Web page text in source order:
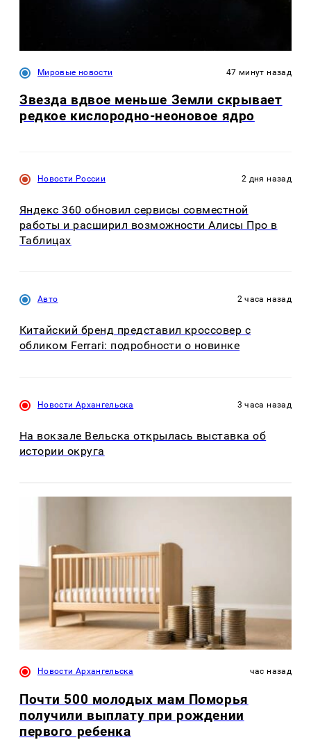
Мировые новости 47 минут назад
Звезда вдвое меньше Земли скрывает
редкое кислородно-неоновое ядро
Новости России 2 дня назад
Яндекс 360 обновил сервисы совместной
работы и расширил возможности Алисы Про в
Таблицах
Авто 2 часа назад
Китайский бренд представил кроссовер с
обликом Ferrari: подробности о новинке
Новости Архангельска 3 часа назад
На вокзале Вельска открылась выставка об
истории округа
Новости Архангельска час назад
Почти 500 молодых мам Поморья
получили выплату при рождении
первого ребенка